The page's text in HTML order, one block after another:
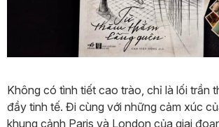
Không có tình tiết cao trào, chỉ là lối trần
đầy tinh tế. Đi cùng với những cảm xúc
khung cảnh Paris và London của giai